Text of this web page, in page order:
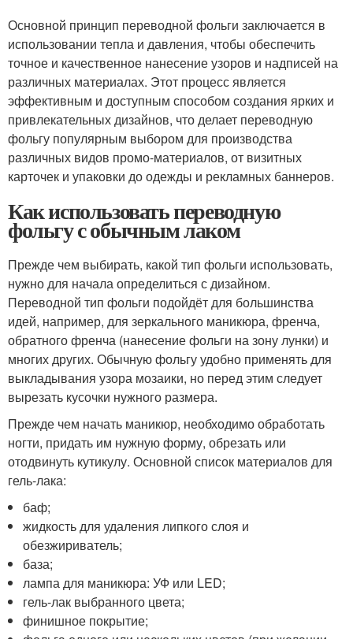
Основной принцип переводной фольги заключается в
использовании тепла и давления, чтобы обеспечить
точное и качественное нанесение узоров и надписей на
различных материалах. Этот процесс является
эффективным и доступным способом создания ярких и
привлекательных дизайнов, что делает переводную
фольгу популярным выбором для производства
различных видов промо-материалов, от визитных
карточек и упаковки до одежды и рекламных баннеров.
Как использовать переводную
фольгу с обычным лаком
Прежде чем выбирать, какой тип фольги использовать,
нужно для начала определиться с дизайном.
Переводной тип фольги подойдёт для большинства
идей, например, для зеркального маникюра, френча,
обратного френча (нанесение фольги на зону лунки) и
многих других. Обычную фольгу удобно применять для
выкладывания узора мозаики, но перед этим следует
вырезать кусочки нужного размера.
Прежде чем начать маникюр, необходимо обработать
ногти, придать им нужную форму, обрезать или
отодвинуть кутикулу. Основной список материалов для
гель-лака:
баф;
жидкость для удаления липкого слоя и
обезжириватель;
база;
лампа для маникюра: УФ или LED;
гель-лак выбранного цвета;
финишное покрытие;